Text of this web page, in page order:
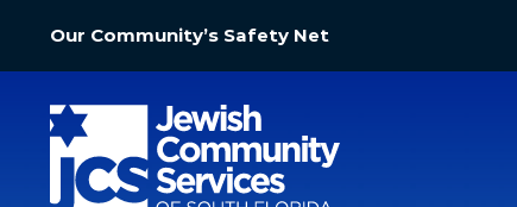
Our Community’s Safety Net